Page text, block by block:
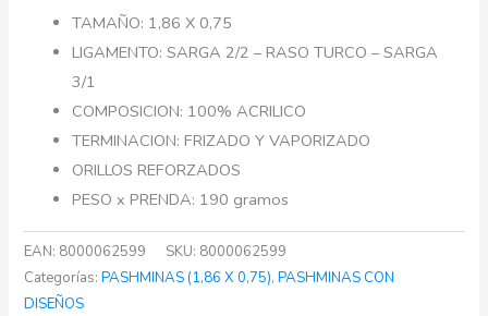
TAMAÑO: 1,86 X 0,75
LIGAMENTO: SARGA 2/2 – RASO TURCO – SARGA
3/1
COMPOSICION: 100% ACRILICO
TERMINACION: FRIZADO Y VAPORIZADO
ORILLOS REFORZADOS
PESO x PRENDA: 190 gramos
EAN: 8000062599 SKU: 8000062599
Categorías:PASHMINAS (1,86 X 0,75),PASHMINAS CON
DISEÑOS